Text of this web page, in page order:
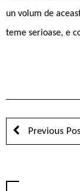
un volum de
teme serioase, e
Previous